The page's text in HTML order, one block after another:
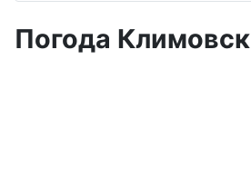
Погода Климовск